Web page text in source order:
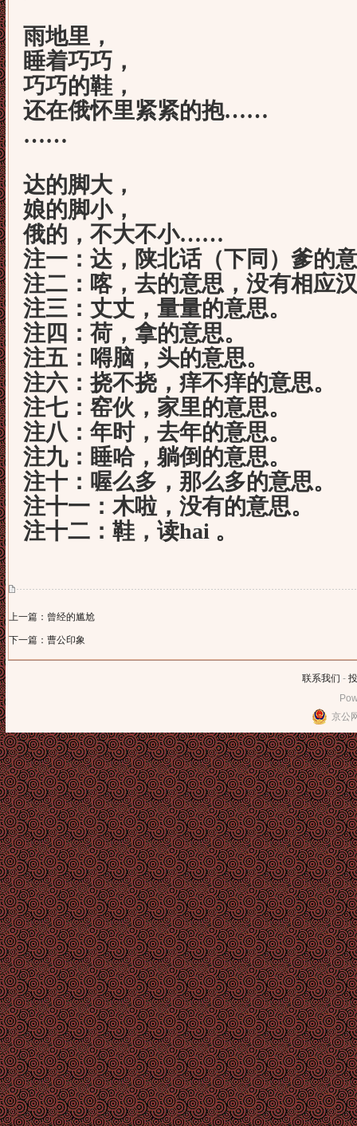
雨地里，
睡着巧巧，
巧巧的鞋，
还在俄怀里紧紧的抱……
……
达的脚大，
娘的脚小，
俄的，不大不小……
注一：达，陕北话（下同）爹的
注二：喀，去的意思，没有相应
注三：丈丈，量量的意思。
注四：荷，拿的意思。
注五：嘚脑，头的意思。
注六：挠不挠，痒不痒的意思。
注七：窑伙，家里的意思。
注八：年时，去年的意思。
注九：睡哈，躺倒的意思。
注十：喔么多，那么多的意思。
注十一：木啦，没有的意思。
注十二：鞋，读hai 。
上一篇：曾经的尴尬
下一篇：曹公印象
联系我们 -
京公